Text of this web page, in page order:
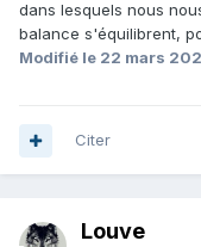
dans lesquels nous
balance s'équilibrent,
Modifié le 22 mars
Citer
Louve